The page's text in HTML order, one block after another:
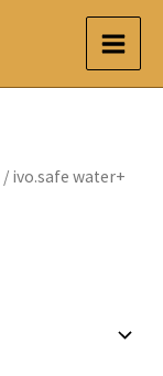
/ ivo.safe water+